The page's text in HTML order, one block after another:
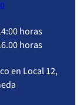
horas
horas
en Local 12,